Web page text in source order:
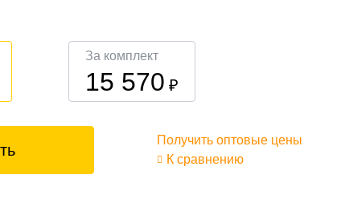
За комплект
15 570 ₽
Получить оптовые цены
К сравнению